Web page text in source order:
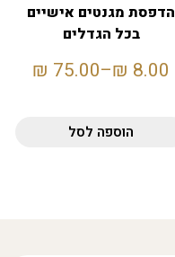
הדפסת מגנטים אישיים
בכל הגדלים
8.00
₪
–
75.00
₪
הוספה לסל